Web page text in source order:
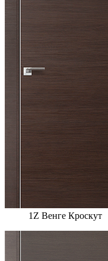
1Z Венге Кроскут